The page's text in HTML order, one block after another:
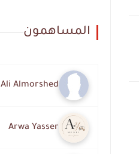
المساهمون
Ali Almorshed
Arwa Yasser